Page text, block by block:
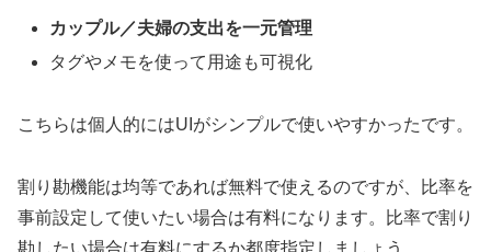
カップル／夫婦の支出を一元管理
タグやメモを使って用途も可視化
こちらは個人的にはUIがシンプルで使いやすかったです。
割り勘機能は均等であれば無料で使えるのですが、比率を
事前設定して使いたい場合は有料になります。比率で割り
勘したい場合は有料にするか都度指定しましょう。